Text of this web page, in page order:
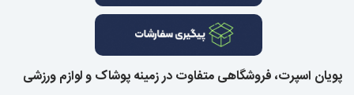
پویان اسپرت، فروشگاهی متفاوت در زمینه پوشاک و لوازم ورزشی